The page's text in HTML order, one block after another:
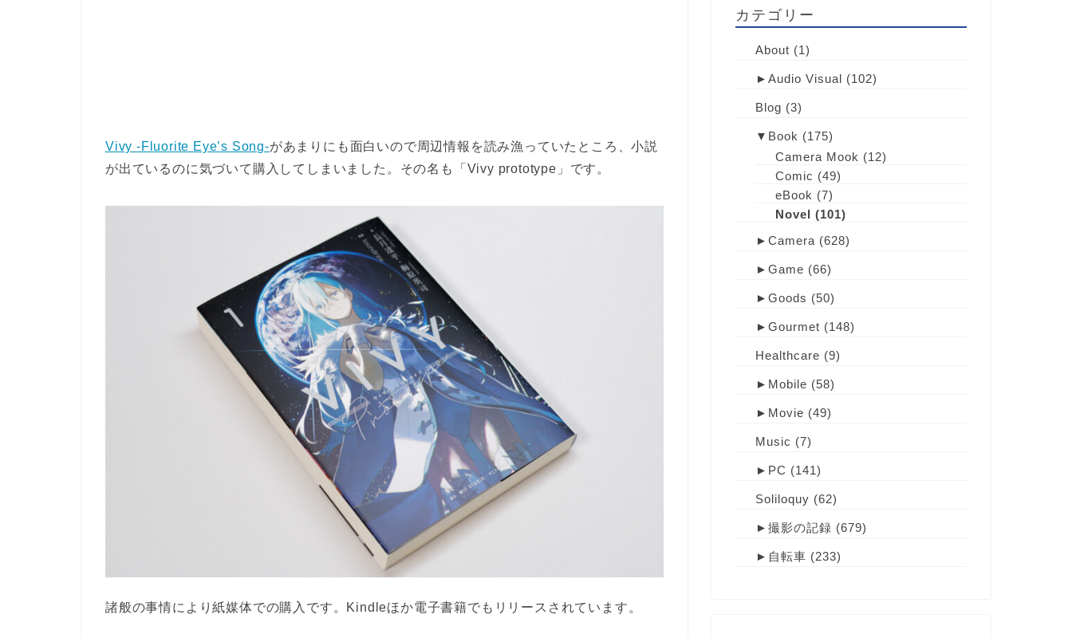
Vivy -Fluorite Eye’s Song-があまりにも面白いので周辺情報を読み漁っていたところ、小説
が出ているのに気づいて購入してしまいました。その名も「Vivy prototype」です。
諸般の事情により紙媒体での購入です。Kindleほか電子書籍でもリリースされています。
カテゴリー
About (1)
► Audio Visual (102)
Blog (3)
▼ Book (175)
Camera Mook (12)
Comic (49)
eBook (7)
Novel (101)
► Camera (628)
► Game (66)
► Goods (50)
► Gourmet (148)
Healthcare (9)
► Mobile (58)
► Movie (49)
Music (7)
► PC (141)
Soliloquy (62)
► 撮影の記録 (679)
► 自転車 (233)